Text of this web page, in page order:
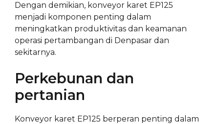
Dengan demikian, konveyor karet EP125
menjadi komponen penting dalam
meningkatkan produktivitas dan keamanan
operasi pertambangan di Denpasar dan
sekitarnya.
Perkebunan dan
pertanian
Konveyor karet EP125 berperan penting dalam